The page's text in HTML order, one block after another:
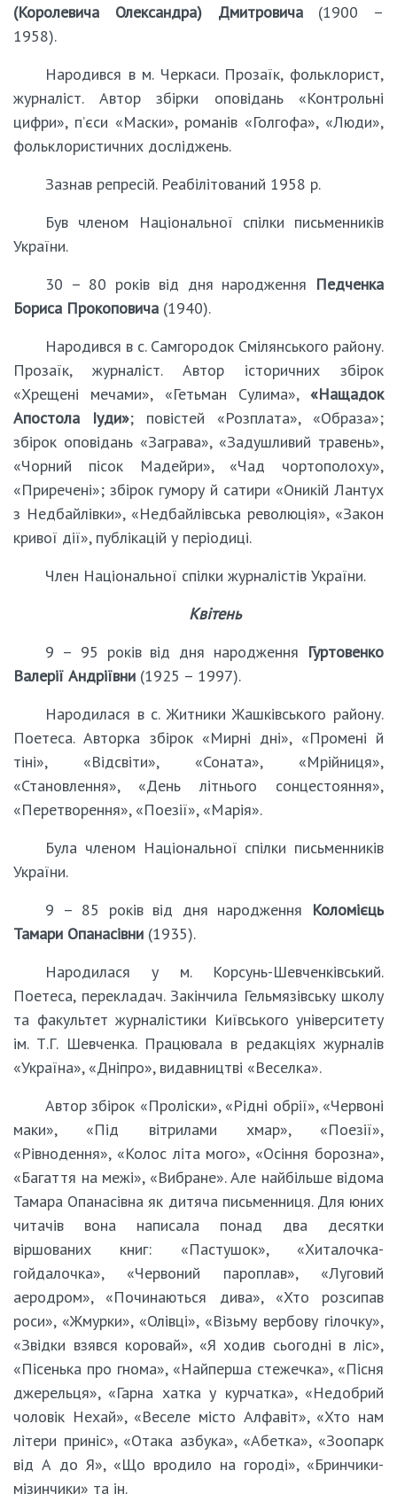
(Королевича Олександра) Дмитровича(1900 –
1958).
Народився в м. Черкаси. Прозаїк, фольклорист,
журналіст. Автор збірки оповідань «Контрольні
цифри», п’єси «Маски», романів «Голгофа», «Люди»,
фольклористичних досліджень.
Зазнав репресій. Реабілітований 1958 р.
Був членом Національної спілки письменників
України.
30 – 80 років від дня народження Педченка
Бориса Прокоповича (1940).
Народився в с. Самгородок Смілянського району.
Прозаїк, журналіст. Автор історичних збірок
«Хрещені мечами», «Гетьман Сулима», «Нащадок
Апостола Іуди»; повістей «Розплата», «Образа»;
збірок оповідань «Заграва», «Задушливий травень»,
«Чорний пісок Мадейри», «Чад чортополоху»,
«Приречені»; збірок гумору й сатири «Оникій Лантух
з Недбайлівки», «Недбайлівська революція», «Закон
кривої дії», публікацій у періодиці.
Член Національної спілки журналістів України.
Квітень
9 – 95 років від дня народження Гуртовенко
Валерії Андріївни (1925 – 1997).
Народилася в с. Житники Жашківського району.
Поетеса. Авторка збірок «Мирні дні», «Промені й
тіні», «Відсвіти», «Соната», «Мрійниця»,
«Становлення», «День літнього сонцестояння»,
«Перетворення», «Поезії», «Марія».
Була членом Національної спілки письменників
України.
9 – 85 років від дня народження Коломієць
Тамари Опанасівни (1935).
Народилася у м. Корсунь-Шевченківський.
Поетеса, перекладач. Закінчила Гельмязівську школу
та факультет журналістики Київського університету
ім. Т.Г. Шевченка. Працювала в редакціях журналів
«Україна», «Дніпро», видавництві «Веселка».
Автор збірок «Проліски», «Рідні обрії», «Червоні
маки», «Під вітрилами хмар», «Поезії»,
«Рівнодення», «Колос літа мого», «Осіння борозна»,
«Багаття на межі», «Вибране». Але найбільше відома
Тамара Опанасівна як дитяча письменниця. Для юних
читачів вона написала понад два десятки
віршованих книг: «Пастушок», «Хиталочка-
гойдалочка», «Червоний пароплав», «Луговий
аеродром», «Починаються дива», «Хто розсипав
роси», «Жмурки», «Олівці», «Візьму вербову гілочку»,
«Звідки взявся коровай», «Я ходив сьогодні в ліс»,
«Пісенька про гнома», «Найперша стежечка», «Пісня
джерельця», «Гарна хатка у курчатка», «Недобрий
чоловік Нехай», «Веселе місто Алфавіт», «Хто нам
літери приніс», «Отака азбука», «Абетка», «Зоопарк
від А до Я», «Що вродило на городі», «Бринчики-
мізинчики» та ін.